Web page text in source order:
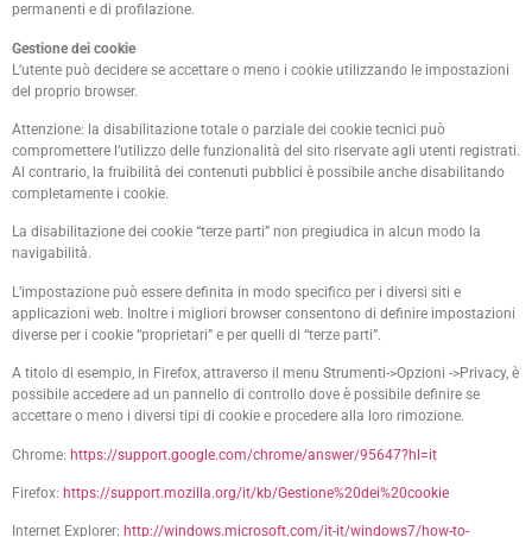
permanenti e di profilazione.
Gestione dei cookie
L’utente può decidere se accettare o meno i cookie utilizzando le impostazioni
del proprio browser.
Attenzione: la disabilitazione totale o parziale dei cookie tecnici può
compromettere l’utilizzo delle funzionalità del sito riservate agli utenti registrati.
Al contrario, la fruibilità dei contenuti pubblici è possibile anche disabilitando
completamente i cookie.
La disabilitazione dei cookie “terze parti” non pregiudica in alcun modo la
navigabilità.
L’impostazione può essere definita in modo specifico per i diversi siti e
applicazioni web. Inoltre i migliori browser consentono di definire impostazioni
diverse per i cookie “proprietari” e per quelli di “terze parti”.
A titolo di esempio, in Firefox, attraverso il menu Strumenti->Opzioni ->Privacy, è
possibile accedere ad un pannello di controllo dove è possibile definire se
accettare o meno i diversi tipi di cookie e procedere alla loro rimozione.
Chrome: https://support.google.com/chrome/answer/95647?hl=it
Firefox: https://support.mozilla.org/it/kb/Gestione%20dei%20cookie
Internet Explorer: http://windows.microsoft.com/it-it/windows7/how-to-